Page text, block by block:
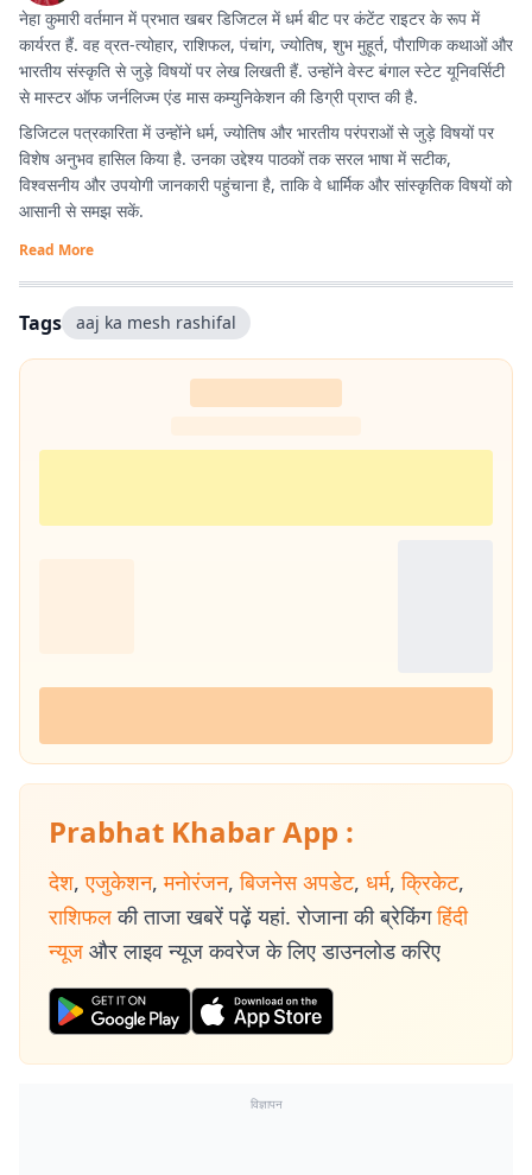
नेहा कुमारी वर्तमान में प्रभात खबर डिजिटल में धर्म बीट पर कंटेंट राइटर के रूप में
कार्यरत हैं. वह व्रत-त्योहार, राशिफल, पंचांग, ज्योतिष, शुभ मुहूर्त, पौराणिक कथाओं और
भारतीय संस्कृति से जुड़े विषयों पर लेख लिखती हैं. उन्होंने वेस्ट बंगाल स्टेट यूनिवर्सिटी
से मास्टर ऑफ जर्नलिज्म एंड मास कम्युनिकेशन की डिग्री प्राप्त की है.
डिजिटल पत्रकारिता में उन्होंने धर्म, ज्योतिष और भारतीय परंपराओं से जुड़े विषयों पर
विशेष अनुभव हासिल किया है. उनका उद्देश्य पाठकों तक सरल भाषा में सटीक,
विश्वसनीय और उपयोगी जानकारी पहुंचाना है, ताकि वे धार्मिक और सांस्कृतिक विषयों को
आसानी से समझ सकें.
Read More
Tags aaj ka mesh rashifal
Prabhat Khabar App :
देश, एजुकेशन, मनोरंजन, बिजनेस अपडेट, धर्म, क्रिकेट,
राशिफल की ताजा खबरें पढ़ें यहां. रोजाना की ब्रेकिंग हिंदी
न्यूज और लाइव न्यूज कवरेज के लिए डाउनलोड करिए
विज्ञापन